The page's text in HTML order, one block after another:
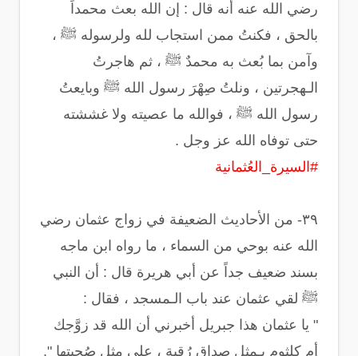
رضي الله عنه أنه قال : ‏إن الله بعث محمداً
بالحق ، فكنتُ ممن استجاب لله ولرسوله ﷺ ،
وآمن بما بُعث به محمدٌ ﷺ ، ثم هاجرتُ
الـهجرتين ، ونلتُ صِهْرَ رسول الله ﷺ وبايعتُ
رسول الله ﷺ ، فوالله ما عصيته ولا غششته
حتى توفاه الله عز وجل .
#السيرة_العُثمانية
‏٣٩- من الأحاديث الضعيفة في زواج عثمان رضي
الله عنه بوحي من السماء ، ما رواه ابن ماجه
بسند ضعيف جداً عن أبي هريرة قال : ‏أن النبي
ﷺ لقي عثمان عند باب الـمسجد ، فقال :
‏" يا عثمان هذا جبريل أخبرني أن الله قد زوَّجك
أم كلثوم بـمثل صداق رُقية ، على مثل صُحبتها ".